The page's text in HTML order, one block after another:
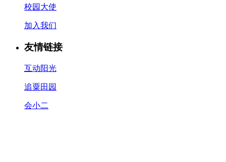
校园大使
加入我们
友情链接
互动阳光
追粟田园
会小二